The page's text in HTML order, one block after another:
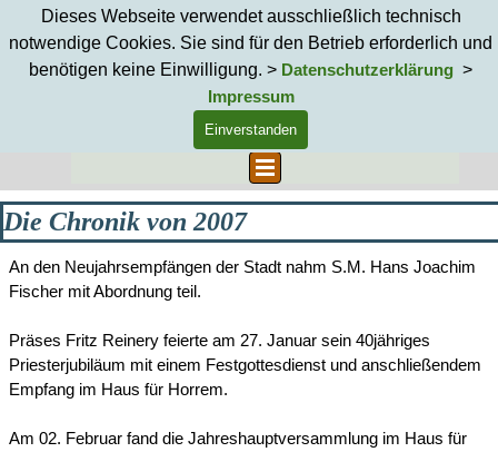
Dieses Webseite verwendet ausschließlich technisch
notwendige Cookies. Sie sind für den Betrieb erforderlich und
benötigen keine Einwilligung. > Datenschutzerklärung >
Impressum
Einverstanden
Direkt zum Seiteninhalt
Suchen
Menü überspringen
Die Chronik von 2007
An den Neujahrsempfängen der Stadt nahm S.M. Hans Joachim
Fischer mit Abordnung teil.
Präses Fritz Reinery feierte am 27. Januar sein 40jähriges
Priesterjubiläum mit einem Festgottesdienst und anschließendem
Empfang im Haus für Horrem.
Am 02. Februar fand die Jahreshauptversammlung im Haus für